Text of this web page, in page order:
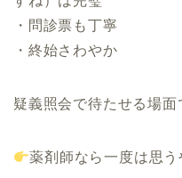
・問診票も丁寧
・終始さわやか
疑義照会で待たせる場面
薬剤師なら一度は思う